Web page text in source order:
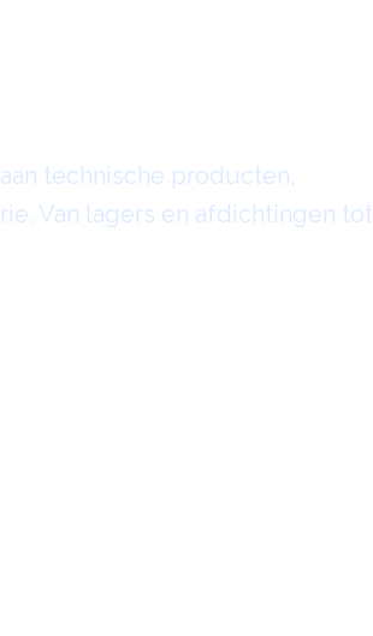
technische producten,
Van lagers en afdichtingen tot